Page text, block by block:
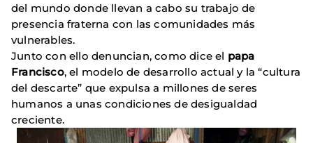
del mundo donde llevan a cabo su trabajo de
presencia fraterna con las comunidades más
vulnerables.
Junto con ello denuncian, como dice el papa
Francisco, el modelo de desarrollo actual y la “cultura
del descarte” que expulsa a millones de seres
humanos a unas condiciones de desigualdad
creciente.